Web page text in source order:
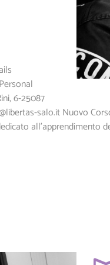
6-25087
salo.itNuovo
all’apprendimento